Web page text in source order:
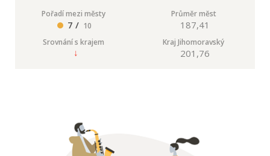
Pořadí mezi městy
7 / 10
Průměr měst
187,41
Srovnání s krajem Kraj Jihomoravský
201,76